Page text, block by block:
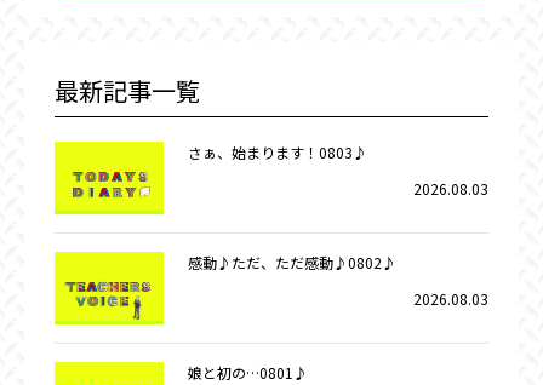
最新記事一覧
さぁ、始まります！0803♪
2026.08.03
感動♪ただ、ただ感動♪0802♪
2026.08.03
娘と初の…0801♪